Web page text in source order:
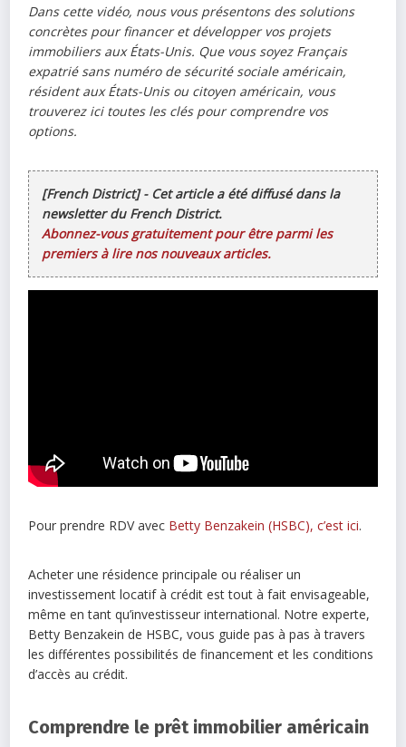
Dans cette vidéo, nous vous présentons des solutions
concrètes pour financer et développer vos projets
immobiliers aux États-Unis. Que vous soyez Français
expatrié sans numéro de sécurité sociale américain,
résident aux États-Unis ou citoyen américain, vous
trouverez ici toutes les clés pour comprendre vos
options.
[French District] - Cet article a été diffusé dans la
newsletter du French District.
Abonnez-vous gratuitement pour être parmi les
premiers à lire nos nouveaux articles.
Pour prendre RDV avec Betty Benzakein (HSBC), c’est ici.
Acheter une résidence principale ou réaliser un
investissement locatif à crédit est tout à fait envisageable,
même en tant qu’investisseur international. Notre experte,
Betty Benzakein de HSBC, vous guide pas à pas à travers
les différentes possibilités de financement et les conditions
d’accès au crédit.
Comprendre le prêt immobilier américain